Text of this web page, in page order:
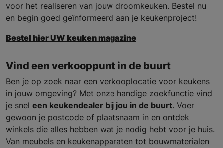
voor het realiseren van jouw droomkeuken. Bestel nu
en begin goed geïnformeerd aan je keukenproject!
Bestel hier UW keuken magazine
Vind een verkooppunt in de buurt
Ben je op zoek naar een verkooplocatie voor keukens
in jouw omgeving? Met onze handige zoekfunctie vind
je snel een keukendealer bij jou in de buurt. Voer
gewoon je postcode of plaatsnaam in en ontdek
winkels die alles hebben wat je nodig hebt voor je huis.
Van meubels en keukenapparaten tot bouwmaterialen